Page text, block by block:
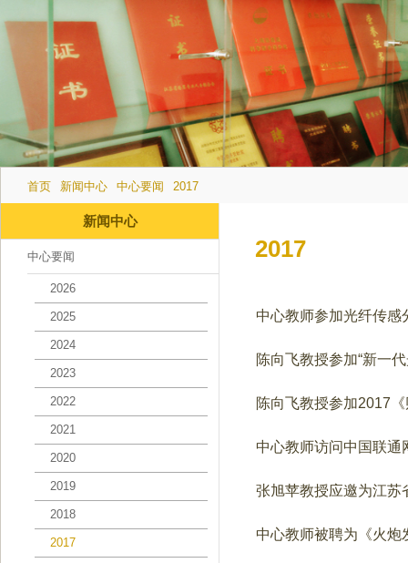
首页 新闻中心 中心要闻 2017
新闻中心
中心要闻
2026
2025
2024
2023
2022
2021
2020
2019
2018
2017
2017
中心教师参加光纤传感
陈向飞教授参加“新一
陈向飞教授参加2017
中心教师访问中国联通
张旭苹教授应邀为江苏
中心教师被聘为《火炮